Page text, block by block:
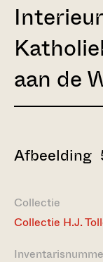
aan de
Afbeelding
Collectie
Collectie H.J.